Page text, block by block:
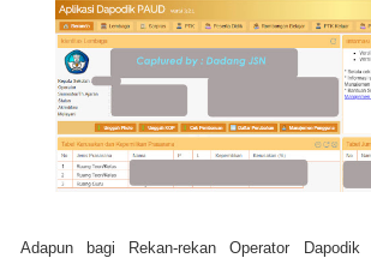
Adapun bagi Rekan-rekan Operator